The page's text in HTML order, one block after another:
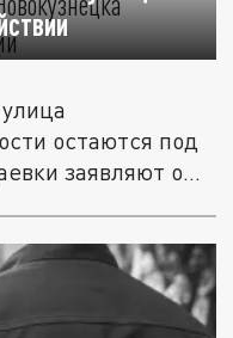
остаются под
заявляют о...